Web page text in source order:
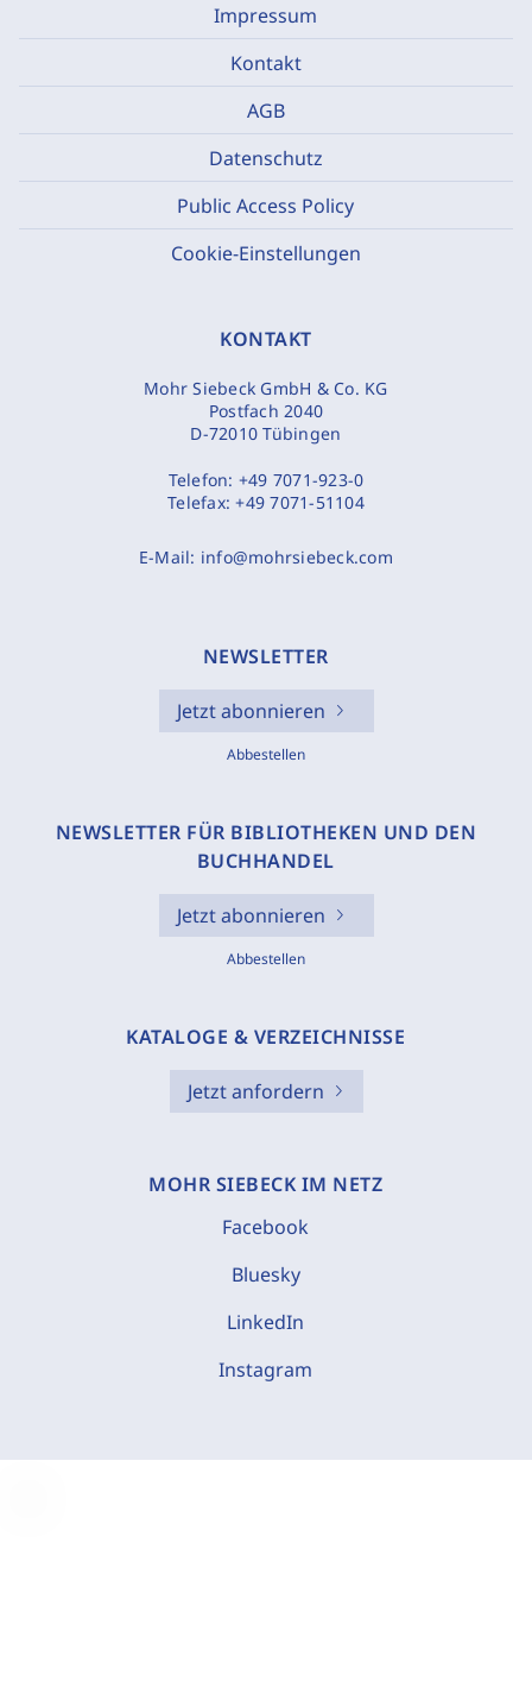
Impressum
Kontakt
AGB
Datenschutz
Public Access Policy
Cookie-Einstellungen
KONTAKT
Mohr Siebeck GmbH & Co. KG
Postfach 2040
D-72010 Tübingen
Telefon: +49 7071-923-0
Telefax:+49 7071-51104
E-Mail: info@mohrsiebeck.com
NEWSLETTER
Jetzt abonnieren
Abbestellen
NEWSLETTER FÜR BIBLIOTHEKEN UND DEN
BUCHHANDEL
Jetzt abonnieren
Abbestellen
KATALOGE & VERZEICHNISSE
Jetzt anfordern
MOHR SIEBECK IM NETZ
Facebook
Bluesky
LinkedIn
Instagram